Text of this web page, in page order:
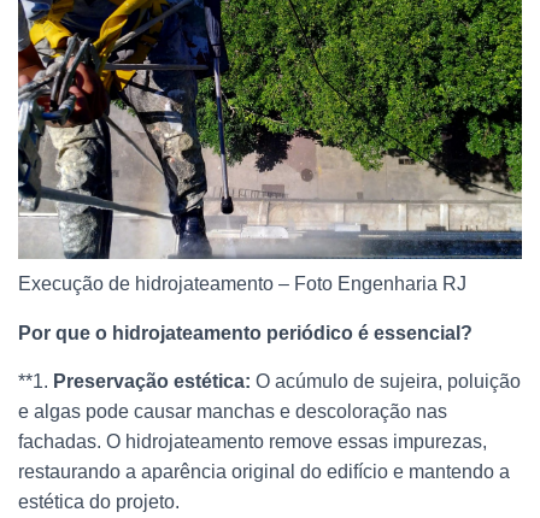
Execução de hidrojateamento – Foto Engenharia RJ
Por que o hidrojateamento periódico é essencial?
**1. Preservação estética: O acúmulo de sujeira, poluição
e algas pode causar manchas e descoloração nas
fachadas. O hidrojateamento remove essas impurezas,
restaurando a aparência original do edifício e mantendo a
estética do projeto.